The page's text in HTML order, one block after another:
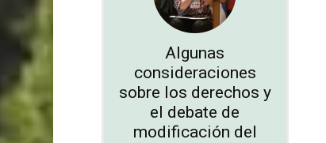
Algunas
consideraciones
sobre los derechos y
el debate de
modificación del